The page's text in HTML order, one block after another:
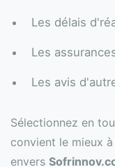
Les délais
Les
Les avis
Sélectionnez en
convient le mieux
envers